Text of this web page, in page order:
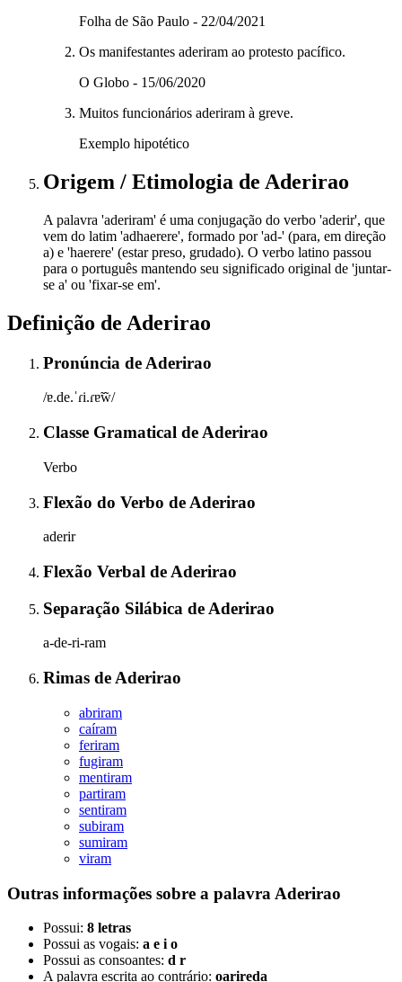
Folha de São Paulo - 22/04/2021
Os manifestantes aderiram ao protesto pacífico.
O Globo - 15/06/2020
Muitos funcionários aderiram à greve.
Exemplo hipotético
Origem / Etimologia de Aderirao
A palavra 'aderiram' é uma conjugação do verbo 'aderir', que
vem do latim 'adhaerere', formado por 'ad-' (para, em direção
a) e 'haerere' (estar preso, grudado). O verbo latino passou
para o português mantendo seu significado original de 'juntar-
se a' ou 'fixar-se em'.
Definição de Aderirao
Pronúncia de Aderirao
/ɐ.de.ˈɾi.ɾɐ̃w̃/
Classe Gramatical de Aderirao
Verbo
Flexão do Verbo de Aderirao
aderir
Flexão Verbal de Aderirao
Separação Silábica de Aderirao
a-de-ri-ram
Rimas de Aderirao
abriram
caíram
feriram
fugiram
mentiram
partiram
sentiram
subiram
sumiram
viram
Outras informações sobre a palavra Aderirao
Possui: 8 letras
Possui as vogais: a e i o
Possui as consoantes: d r
A palavra escrita ao contrário: oarireda